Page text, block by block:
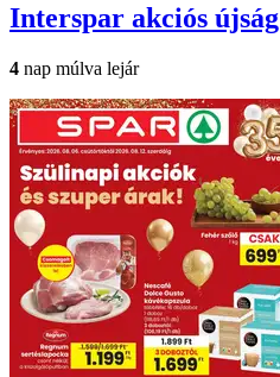
Interspar akciós újság
4 nap múlva lejár